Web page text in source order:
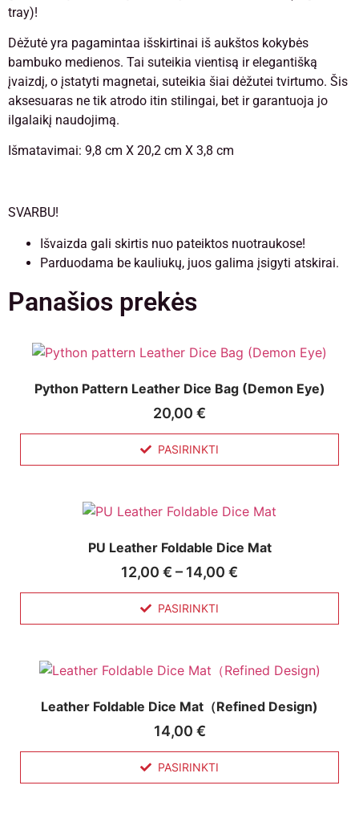
tray)!
Dėžutė yra pagamintaa išskirtinai iš aukštos kokybės
bambuko medienos. Tai suteikia vientisą ir elegantišką
įvaizdį, o įstatyti magnetai, suteikia šiai dėžutei tvirtumo. Šis
aksesuaras ne tik atrodo itin stilingai, bet ir garantuoja jo
ilgalaikį naudojimą.
Išmatavimai: 9,8 cm X 20,2 cm X 3,8 cm
SVARBU!
Išvaizda gali skirtis nuo pateiktos nuotraukose!
Parduodama be kauliukų, juos galima įsigyti atskirai.
Panašios prekės
Python Pattern Leather Dice Bag (Demon Eye)
20,00 €
PASIRINKTI
PU Leather Foldable Dice Mat
12,00 € – 14,00 €
PASIRINKTI
Leather Foldable Dice Mat（Refined Design)
14,00 €
PASIRINKTI